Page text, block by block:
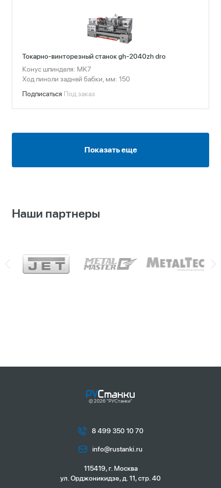
Токарно-винторезный станок gh-2040zh dro
Конус шпинделя: МK7
Ход пиноли задней бабки, мм: 150
Подписаться Под заказ
Показать еще
Наши партнеры
© 2026 "РУСтанки"
8 499 350 10 70
info@rustanki.ru
115419, г. Москва
ул. Орджоникидзе, д. 11, стр. 40